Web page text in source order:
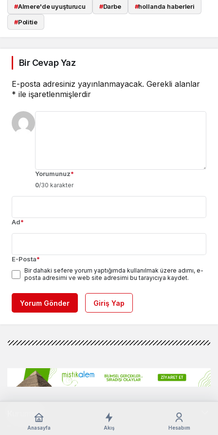
#Almere'de uyuşturucu #Darbe #hollanda haberleri
#Politie
Bir Cevap Yaz
E-posta adresiniz yayınlanmayacak. Gerekli alanlar
* ile işaretlenmişlerdir
Yorumunuz*
0/30 karakter
Ad*
E-Posta*
Bir dahaki sefere yorum yaptığımda kullanılmak üzere adımı, e-
posta adresimi ve web site adresimi bu tarayıcıya kaydet.
Yorum Gönder Giriş Yap
Anasayfa Akış Hesabım
Kurumsal